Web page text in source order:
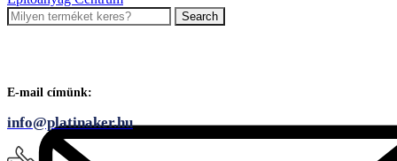
Search
E-mail címünk:
info@platinaker.hu